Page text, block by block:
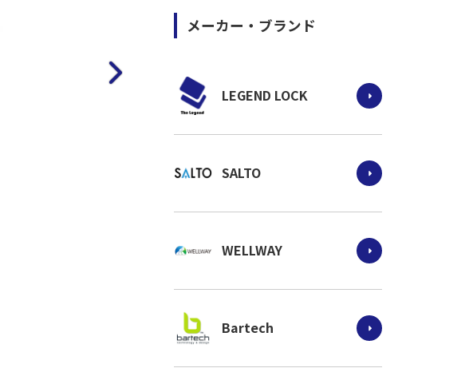
メーカー・ブランド
LEGEND LOCK
SALTO
WELLWAY
Bartech